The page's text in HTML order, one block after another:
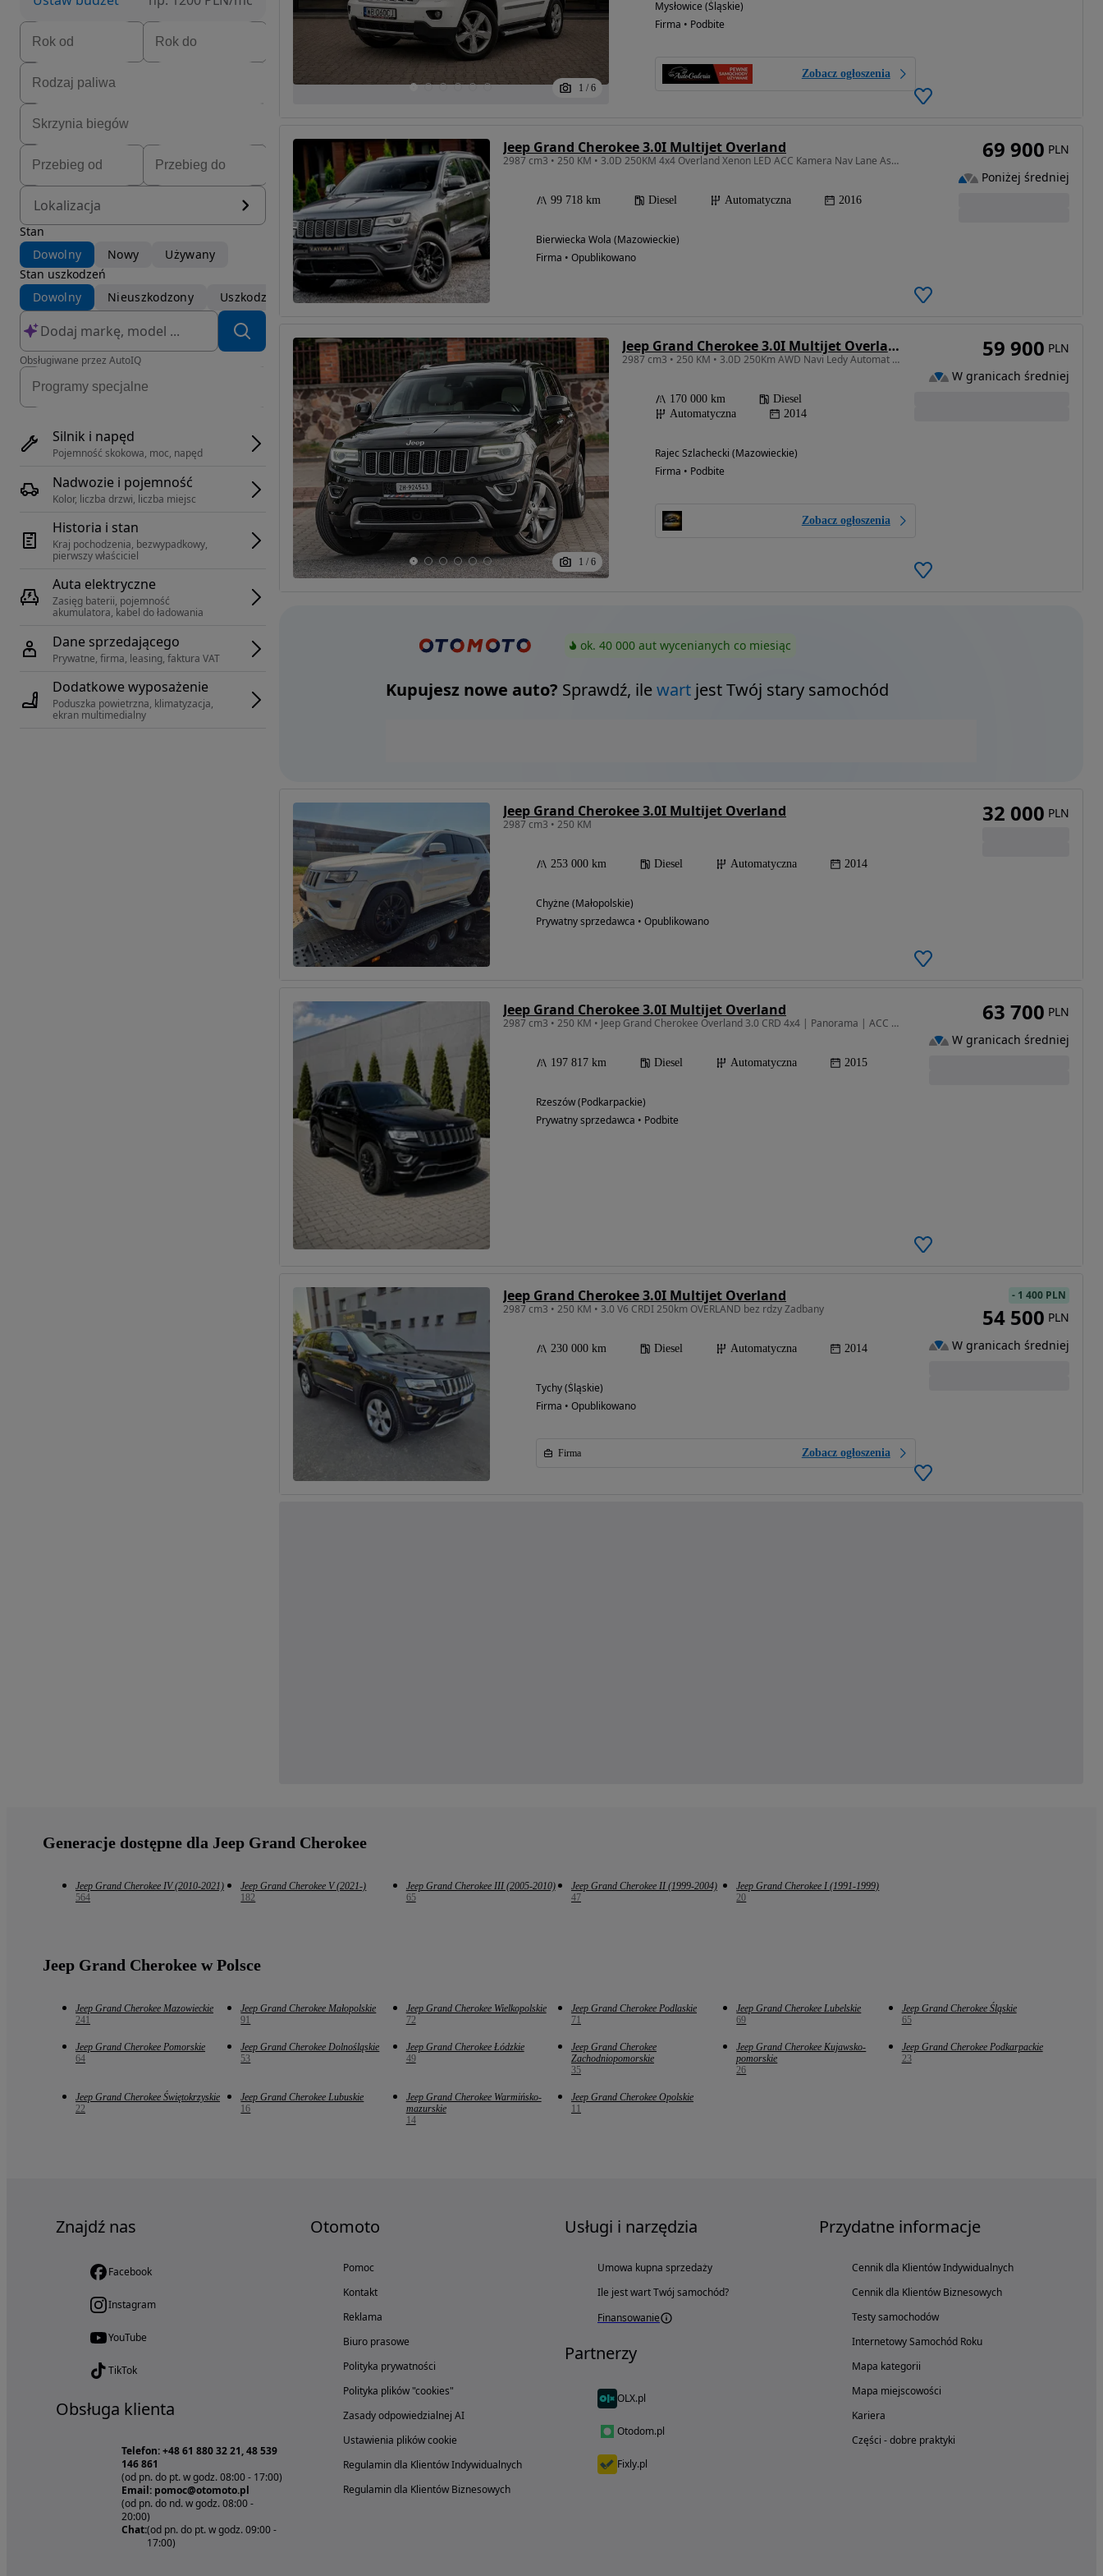
Lokalizacja
Stan
Dowolny
Nowy
Używany
Stan uszkodzeń
Dowolny
Nieuszkodzony Uszkodzony
Obsługiwane przez AutoIQ
Silnik i napęd
Pojemność skokowa, moc, napęd
Nadwozie i pojemność
Kolor, liczba drzwi, liczba miejsc
Historia i stan
Kraj pochodzenia, bezwypadkowy,
pierwszy właściciel
Auta elektryczne
Zasięg baterii, pojemność
akumulatora, kabel do ładowania
Dane sprzedającego
Prywatne, firma, leasing, faktura VAT
Dodatkowe wyposażenie
Poduszka powietrzna, klimatyzacja,
ekran multimedialny
1 / 6
Mysłowice (Śląskie)
Firma • Podbite
Zobacz ogłoszenia
Jeep Grand Cherokee 3.0I Multijet Overland
2987 cm3 • 250 KM • 3.0D 250KM 4x4 Overland Xenon LED ACC Kamera Nav Lane Ass BLIS Panoram
99 718 km Diesel Automatyczna 2016
Bierwiecka Wola (Mazowieckie)
Firma • Opublikowano
69 900 PLN
Poniżej średniej
1 / 6
Jeep Grand Cherokee 3.0I Multijet Overland
2987 cm3 • 250 KM • 3.0D 250Km AWD Navi Ledy Automat Xenon
170 000 km
Diesel
Automatyczna
2014
Rajec Szlachecki (Mazowieckie)
Firma • Podbite
Zobacz ogłoszenia
59 900 PLN
W granicach średniej
ok. 40 000 aut wycenianych co miesiąc
Kupujesz nowe auto? Sprawdź, ilewartjest Twój stary samochód
Jeep Grand Cherokee 3.0I Multijet Overland
2987 cm3 • 250 KM
253 000 km Diesel Automatyczna 2014
Chyżne (Małopolskie)
Prywatny sprzedawca • Opublikowano
32 000 PLN
Jeep Grand Cherokee 3.0I Multijet Overland
2987 cm3 • 250 KM • Jeep Grand Cherokee Overland 3.0 CRD 4x4 | Panorama | ACC | BSM | FULL
197 817 km Diesel Automatyczna 2015
Rzeszów (Podkarpackie)
Prywatny sprzedawca • Podbite
63 700 PLN
W granicach średniej
Jeep Grand Cherokee 3.0I Multijet Overland
2987 cm3 • 250 KM • 3.0 V6 CRDI 250km OVERLAND bez rdzy Zadbany
230 000 km Diesel Automatyczna 2014
Tychy (Śląskie)
Firma • Opublikowano
Firma Zobacz ogłoszenia
- 1 400 PLN
54 500 PLN
W granicach średniej
Generacje dostępne dla Jeep Grand Cherokee
Jeep Grand Cherokee IV (2010-2021)
564
Jeep Grand Cherokee V (2021-)
182
Jeep Grand Cherokee III (2005-2010)
65
Jeep Grand Cherokee II (1999-2004)
47
Jeep Grand Cherokee I (1991-1999)
20
Jeep Grand Cherokee w Polsce
Jeep Grand Cherokee Mazowieckie
241
Jeep Grand Cherokee Małopolskie
91
Jeep Grand Cherokee Wielkopolskie
72
Jeep Grand Cherokee Podlaskie
71
Jeep Grand Cherokee Lubelskie
69
Jeep Grand Cherokee Śląskie
65
Jeep Grand Cherokee Pomorskie
64
Jeep Grand Cherokee Dolnośląskie
53
Jeep Grand Cherokee Łódzkie
49
Jeep Grand Cherokee
Zachodniopomorskie
35
Jeep Grand Cherokee Kujawsko-
pomorskie
26
Jeep Grand Cherokee Podkarpackie
23
Jeep Grand Cherokee Świętokrzyskie
22
Jeep Grand Cherokee Lubuskie
16
Jeep Grand Cherokee Warmińsko-
mazurskie
14
Jeep Grand Cherokee Opolskie
11
Znajdź nas
Facebook
Instagram
YouTube
TikTok
Obsługa klienta
Telefon: +48 61 880 32 21, 48 539
146 861
(od pn. do pt. w godz. 08:00 - 17:00)
Email: pomoc@otomoto.pl
(od pn. do nd. w godz. 08:00 -
20:00)
Chat:(od pn. do pt. w godz. 09:00 -
17:00)
Otomoto
Pomoc
Kontakt
Reklama
Biuro prasowe
Polityka prywatności
Polityka plików "cookies"
Zasady odpowiedzialnej AI
Ustawienia plików cookie
Regulamin dla Klientów Indywidualnych
Regulamin dla Klientów Biznesowych
Usługi i narzędzia
Umowa kupna sprzedaży
Ile jest wart Twój samochód?
Finansowanie
Partnerzy
OLX.pl
Otodom.pl
Fixly.pl
Przydatne informacje
Cennik dla Klientów Indywidualnych
Cennik dla Klientów Biznesowych
Testy samochodów
Internetowy Samochód Roku
Mapa kategorii
Mapa miejscowości
Kariera
Części - dobre praktyki